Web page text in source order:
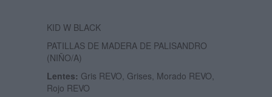
KID W BLACK
PATILLAS DE MADERA DE PALISANDRO
(NIÑO/A)
Lentes: Gris REVO, Grises, Morado REVO,
Rojo REVO